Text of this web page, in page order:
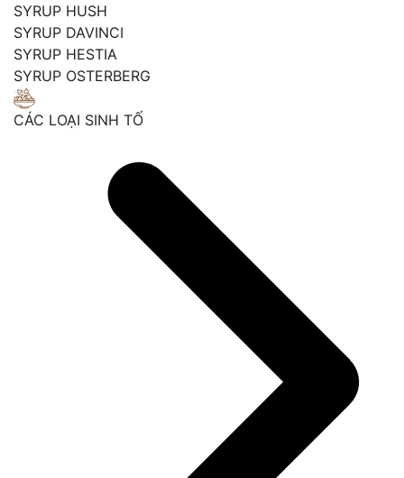
SYRUP HUSH
SYRUP DAVINCI
SYRUP HESTIA
SYRUP OSTERBERG
CÁC LOẠI SINH TỐ